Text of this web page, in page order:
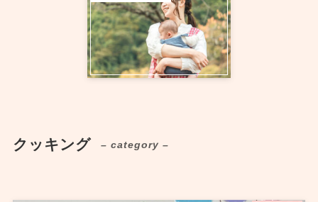
クッキング – category –